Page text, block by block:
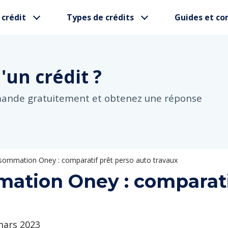
Types de crédits Guides et
crédit ?
gratuitement et obtenez une réponse
Oney : comparatif prêt perso auto travaux
Oney :
2023